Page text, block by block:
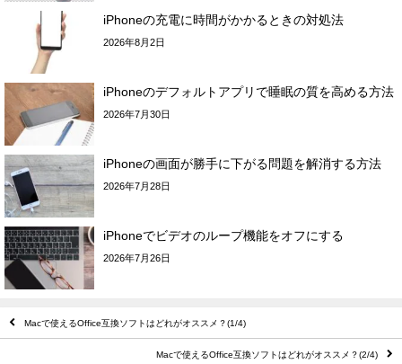
iPhoneの充電に時間がかかるときの対処法
2026年8月2日
iPhoneのデフォルトアプリで睡眠の質を高める方法
2026年7月30日
iPhoneの画面が勝手に下がる問題を解消する方法
2026年7月28日
iPhoneでビデオのループ機能をオフにする
2026年7月26日
Macで使えるOffice互換ソフトはどれがオススメ？(1/4)
Macで使えるOffice互換ソフトはどれがオススメ？(2/4)